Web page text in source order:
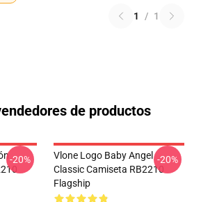
1 / 1
de productos
-20%
Vlone Logo Baby Angel
Classic Camiseta RB2210
Flagship
-20%